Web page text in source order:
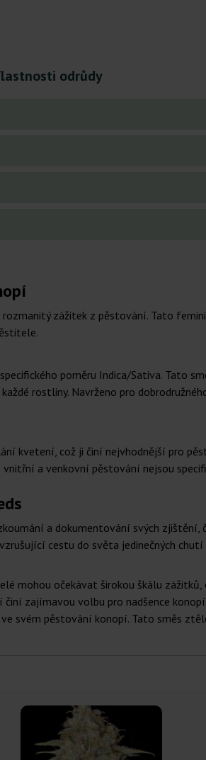
odrůdy
rozmanitý zážitek z pěstování. Tato
poměru Indica/Sativa. Tato
rostliny. Navrženo pro
kvetení, což ji činí nejvhodnější pro
a venkovní pěstování nejsou
a dokumentování svých
cestu do světa jedinečných
mohou očekávat širokou škálu
zajímavou volbu pro nadšence
svém pěstování konopí. Tato směs